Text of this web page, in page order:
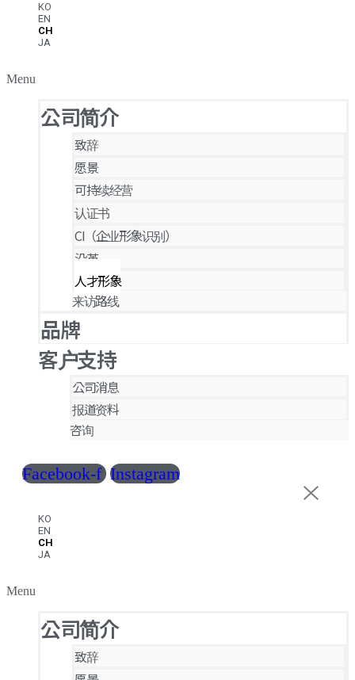
KO
EN
CH
JA
Menu
公司简介
致辞
愿景
可持续经营
认证书
CI（企业形象识别）
沿革
人才形象
来访路线
品牌
客户支持
公司消息
报道资料
咨询
Facebook-f Instagram
KO
EN
CH
JA
Menu
公司简介
致辞